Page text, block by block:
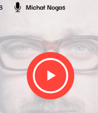
Michał Nogaś